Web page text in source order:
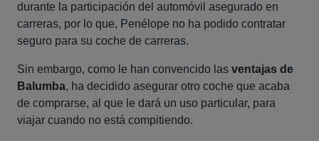
durante la participación del automóvil asegurado en
carreras, por lo que, Penélope no ha podido contratar
seguro para su coche de carreras.
Sin embargo, como le han convencido las ventajas de
Balumba, ha decidido asegurar otro coche que acaba
de comprarse, al que le dará un uso particular, para
viajar cuando no está compitiendo.